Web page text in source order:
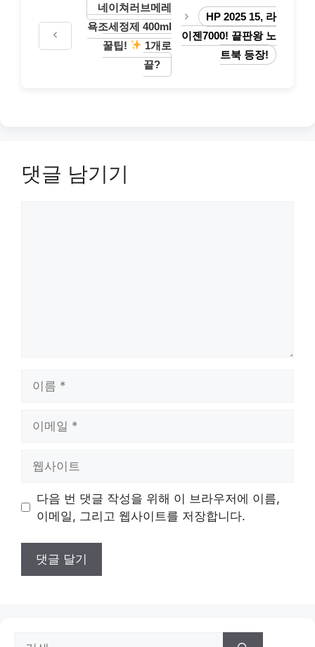
네이쳐러브메레
욕조세정제 400ml
꿀팁!
1개로
끝?
HP 2025 15, 라
이젠7000! 끝판왕 노
트북 등장!
댓글 남기기
트
다음 번 댓글 작성을 위해 이 브라우저에 이름,
이메일, 그리고 웹사이트를 저장합니다.